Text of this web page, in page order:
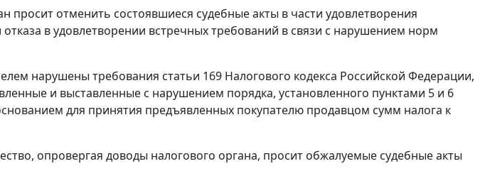
просит отменить состоявшиеся судебные акты в части удовлетворения
в удовлетворении встречных требований в связи с нарушением норм
нарушены требования статьи 169 Налогового кодекса Российской Федерации,
и выставленные с нарушением порядка, установленного пунктами 5 и 6
для принятия предъявленных покупателю продавцом сумм налога к
опровергая доводы налогового органа, просит обжалуемые судебные акты